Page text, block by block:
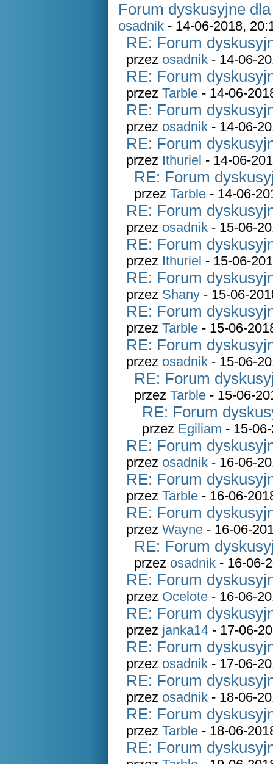
Forum dyskusyjne
osadnik - 14-06-2018,
RE: Forum
przez osadnik - 14-06-
RE: Forum
przez Tarble - 14-06-
RE: Forum
przez osadnik - 14-06-
RE: Forum
przez Ithuriel - 14-06-
RE: Forum
przez Tarble - 14-06-
RE: Forum
przez osadnik - 15-06-
RE: Forum
przez Ithuriel - 15-06-
RE: Forum
przez Shany - 15-06-
RE: Forum
przez Tarble - 15-06-
RE: Forum
przez osadnik - 15-06-
RE: Forum
przez Tarble - 15-06-
RE: Forum
przez Egiliam - 15-
RE: Forum
przez osadnik - 16-06-
RE: Forum
przez Tarble - 16-06-
RE: Forum
przez Wayne - 16-06-
RE: Forum
przez osadnik - 16-06-
RE: Forum
przez Ocelote - 16-06-
RE: Forum
przez janka14 - 17-06-
RE: Forum
przez osadnik - 17-06-
RE: Forum
przez osadnik - 18-06-
RE: Forum
przez Tarble - 18-06-
RE: Forum